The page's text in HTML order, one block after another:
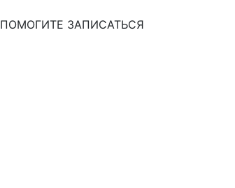
ПОМОГИТЕ ЗАПИСАТЬСЯ